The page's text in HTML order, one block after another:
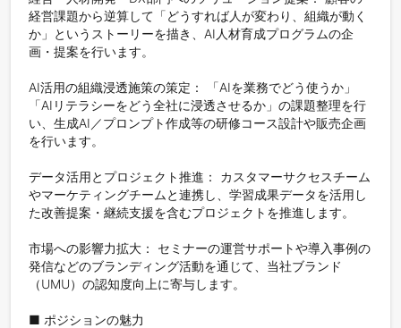
経営課題から逆算して「どうすれば人が変わり、組織が動く
か」というストーリーを描き、AI人材育成プログラムの企
画・提案を行います。
AI活用の組織浸透施策の策定： 「AIを業務でどう使うか」
「AIリテラシーをどう全社に浸透させるか」の課題整理を行
い、生成AI／プロンプト作成等の研修コース設計や販売企画
を行います。
データ活用とプロジェクト推進： カスタマーサクセスチーム
やマーケティングチームと連携し、学習成果データを活用し
た改善提案・継続支援を含むプロジェクトを推進します。
市場への影響力拡大： セミナーの運営サポートや導入事例の
発信などのブランディング活動を通じて、当社ブランド
（UMU）の認知度向上に寄与します。
■ ポジションの魅力